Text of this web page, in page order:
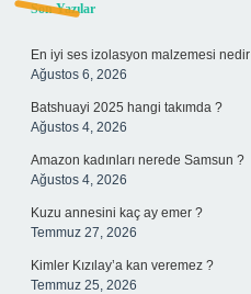
Sidebar
Son Yazılar
En iyi ses izolasyon malzemesi
Ağustos 6, 2026
Batshuayi 2025 hangi takımda ?
Ağustos 4, 2026
Amazon kadınları nerede Samsun ?
Ağustos 4, 2026
Kuzu annesini kaç ay emer ?
Temmuz 27, 2026
Kimler Kızılay’a kan veremez ?
Temmuz 25, 2026